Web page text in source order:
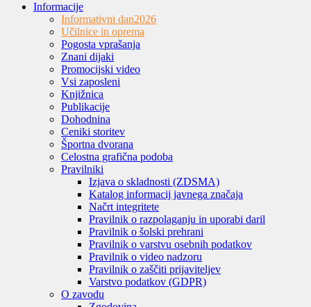
Informacije
Informativni dan2026
Učilnice in oprema
Pogosta vprašanja
Znani dijaki
Promocijski video
Vsi zaposleni
Knjižnica
Publikacije
Dohodnina
Ceniki storitev
Športna dvorana
Celostna grafična podoba
Pravilniki
Izjava o skladnosti (ZDSMA)
Katalog informacij javnega značaja
Načrt integritete
Pravilnik o razpolaganju in uporabi daril
Pravilnik o šolski prehrani
Pravilnik o varstvu osebnih podatkov
Pravilnik o video nadzoru
Pravilnik o zaščiti prijaviteljev
Varstvo podatkov (GDPR)
O zavodu